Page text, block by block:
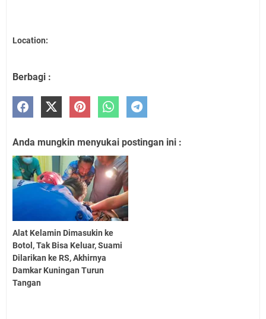
Location:
Berbagi :
Anda mungkin menyukai postingan ini :
Alat Kelamin Dimasukin ke
Botol, Tak Bisa Keluar, Suami
Dilarikan ke RS, Akhirnya
Damkar Kuningan Turun
Tangan